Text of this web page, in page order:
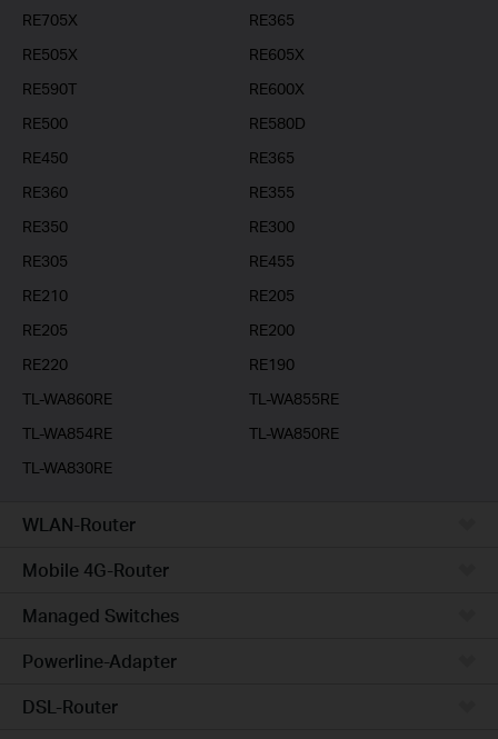
RE705X
RE365
RE505X
RE605X
RE590T
RE600X
RE500
RE580D
RE450
RE365
RE360
RE355
RE350
RE300
RE305
RE455
RE210
RE205
RE205
RE200
RE220
RE190
TL-WA860RE
TL-WA855RE
TL-WA854RE
TL-WA850RE
TL-WA830RE
WLAN-Router
Mobile 4G-Router
Managed Switches
Powerline-Adapter
DSL-Router